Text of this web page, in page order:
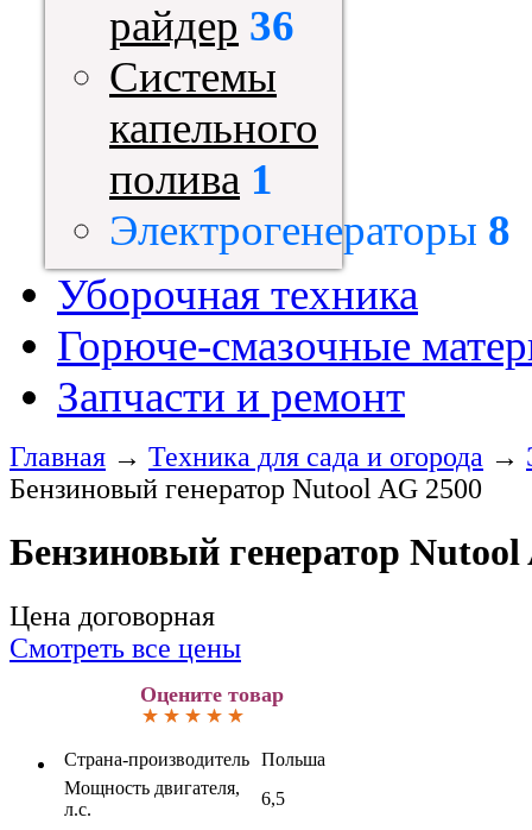
райдер 36
Системы
капельного
полива 1
Электрогенераторы 8
Уборочная техника
Горюче-смазочные
Запчасти и ремонт
Главная → Техника для сада и огорода →
Бензиновый генератор Nutool AG 2500
Бензиновый генератор Nutool
Цена договорная
Смотреть все цены
Оцените товар
Страна-производитель Польша
Мощность двигателя,
л.с.
6,5